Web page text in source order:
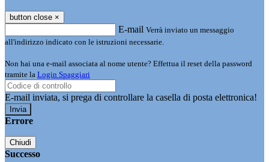
button close ×
E-mail Verrà inviato un messaggio
all'indirizzo indicato con le istruzioni necessarie.
Non hai una e-mail associata al nome utente? Effettua il reset della password
tramite la Login Spaggiari
E-mail inviata, si prega di controllare la casella di posta elettronica!
Errore
Chiudi
Successo